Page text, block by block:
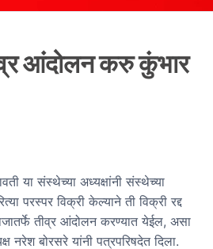
आंदोलन करु कुंभार
या संस्थेच्या अध्यक्षांनी संस्थेच्या
परस्पर विक्री केल्याने ती विक्री रद्द
तीव्र आंदोलन करण्यात येईल, असा
नरेश बोरसरे यांनी पत्रपरिषदेत दिला.